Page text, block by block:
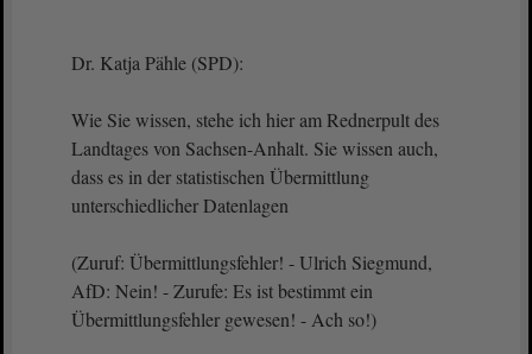
Dr. Katja Pähle (SPD):
Wie Sie wissen, stehe ich hier am Rednerpult des
Landtages von Sachsen-Anhalt. Sie wissen auch,
dass es in der statistischen Übermittlung
unterschiedlicher Datenlagen
(Zuruf: Übermittlungsfehler! - Ulrich Siegmund,
AfD: Nein! - Zurufe: Es ist bestimmt ein
Übermittlungsfehler gewesen! - Ach so!)